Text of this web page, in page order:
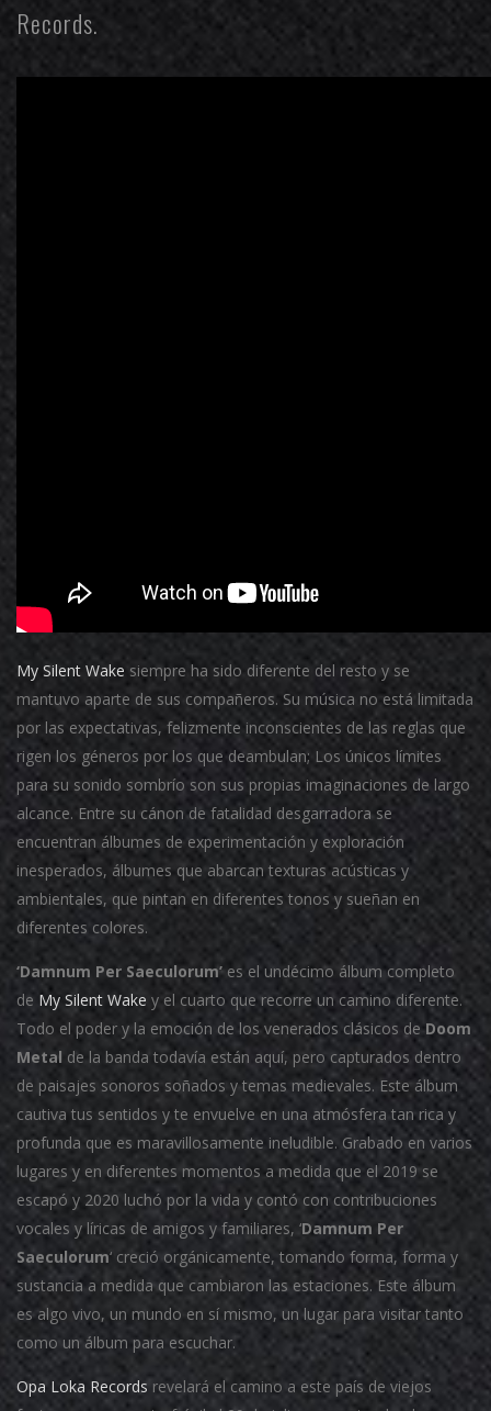
Records.
My Silent Wake siempre ha sido diferente del resto y se
mantuvo aparte de sus compañeros. Su música no está limitada
por las expectativas, felizmente inconscientes de las reglas que
rigen los géneros por los que deambulan; Los únicos límites
para su sonido sombrío son sus propias imaginaciones de largo
alcance. Entre su cánon de fatalidad desgarradora se
encuentran álbumes de experimentación y exploración
inesperados, álbumes que abarcan texturas acústicas y
ambientales, que pintan en diferentes tonos y sueñan en
diferentes colores.
‘Damnum Per Saeculorum’es el undécimo álbum completo
de My Silent Wake y el cuarto que recorre un camino diferente.
Todo el poder y la emoción de los venerados clásicos deDoom
Metal de la banda todavía están aquí, pero capturados dentro
de paisajes sonoros soñados y temas medievales. Este álbum
cautiva tus sentidos y te envuelve en una atmósfera tan rica y
profunda que es maravillosamente ineludible. Grabado en varios
lugares y en diferentes momentos a medida que el 2019 se
escapó y 2020 luchó por la vida y contó con contribuciones
vocales y líricas de amigos y familiares, ‘Damnum Per
Saeculorum‘ creció orgánicamente, tomando forma, forma y
sustancia a medida que cambiaron las estaciones. Este álbum
es algo vivo, un mundo en sí mismo, un lugar para visitar tanto
como un álbum para escuchar.
Opa Loka Records revelará el camino a este país de viejos